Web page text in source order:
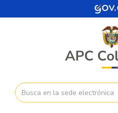
al